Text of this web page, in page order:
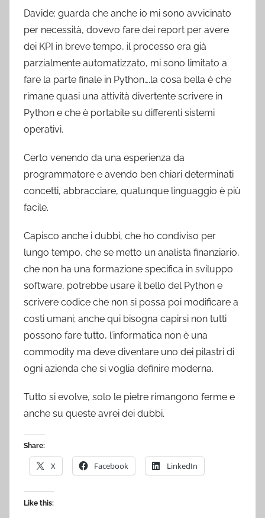
Davide: guarda che anche io mi sono avvicinato
per necessità, dovevo fare dei report per avere
dei KPI in breve tempo, il processo era già
parzialmente automatizzato, mi sono limitato a
fare la parte finale in Python….la cosa bella è che
rimane quasi una attività divertente scrivere in
Python e che è portabile su differenti sistemi
operativi.
Certo venendo da una esperienza da
programmatore e avendo ben chiari determinati
concetti, abbracciare, qualunque linguaggio è più
facile.
Capisco anche i dubbi, che ho condiviso per
lungo tempo, che se metto un analista finanziario,
che non ha una formazione specifica in sviluppo
software, potrebbe usare il bello del Python e
scrivere codice che non si possa poi modificare a
costi umani; anche qui bisogna capirsi non tutti
possono fare tutto, l’informatica non è una
commodity ma deve diventare uno dei pilastri di
ogni azienda che si voglia definire moderna.
Tutto si evolve, solo le pietre rimangono ferme e
anche su queste avrei dei dubbi.
Share:
X Facebook LinkedIn
Like this: